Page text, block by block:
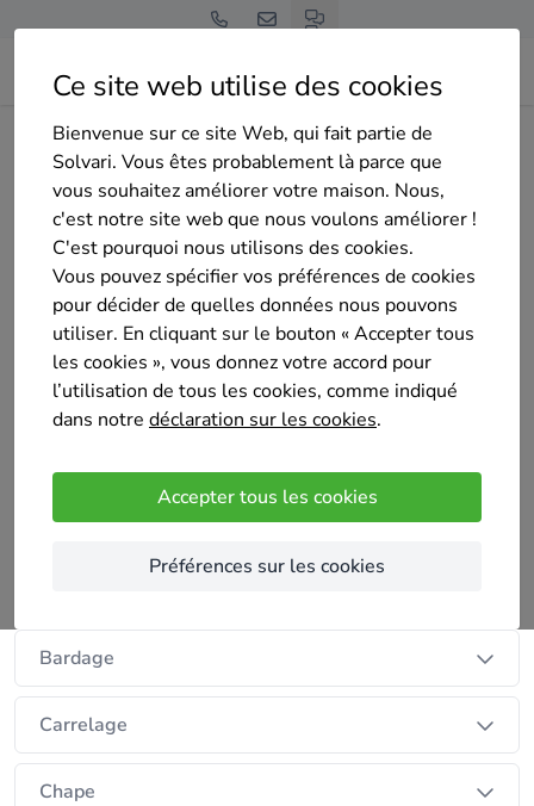
Ce site web utilise des cookies
Bienvenue sur ce site Web, qui fait partie de
Solvari. Vous êtes probablement là parce que
vous souhaitez améliorer votre maison. Nous,
c'est notre site web que nous voulons améliorer !
C'est pourquoi nous utilisons des cookies.
Vous pouvez spécifier vos préférences de cookies
pour décider de quelles données nous pouvons
utiliser. En cliquant sur le bouton « Accepter tous
les cookies », vous donnez votre accord pour
l’utilisation de tous les cookies, comme indiqué
dans notre déclaration sur les cookies.
Accepter tous les cookies
Préférences sur les cookies
Home Isolation de la toiture Bruxelles
Molenbeek-Saint-Jean
RIF CONSTRUCT
RIF CONSTRUCT
Pas encore d'évaluation
Sint-Jans-Molenbeek
Nos services
Abri de jardin
Bardage
Carrelage
Chape